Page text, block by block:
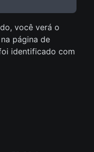
você verá o
página de
identificado com